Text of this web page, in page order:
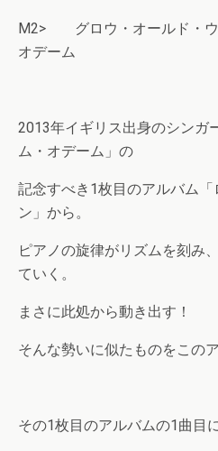
M2> グロウ・オールド・
オデーム
2013年イギリス出身のシンガ
ム・オデーム」の
記念すべき1枚目のアルバム
ン」から。
ピアノの旋律がリズムを刻み
ていく。
まさに此処から動き出す！
そんな勢いに似たものをこの
その1枚目のアルバムの1曲目